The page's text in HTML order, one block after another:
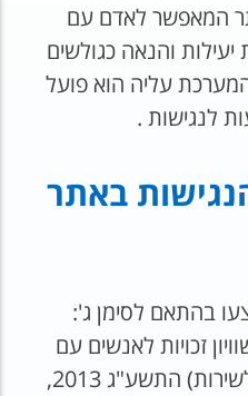
המאפשר לאדם עם
והנאה כגולשים
עליה הוא פועל
לנגישות .
באתר
בהתאם לסימן ג':
זכויות לאנשים עם
מוגבלות (התאמות נגישות לשירות) התשע"ג 2013,